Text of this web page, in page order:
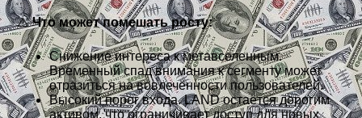
⚠️Что может помешать росту:
Снижение интереса к метавселенным.
Временный спад внимания к сегменту может
отразиться на вовлечённости пользователей.
Высокий порог входа. LAND остаётся дорогим
активом, что ограничивает доступ для новых